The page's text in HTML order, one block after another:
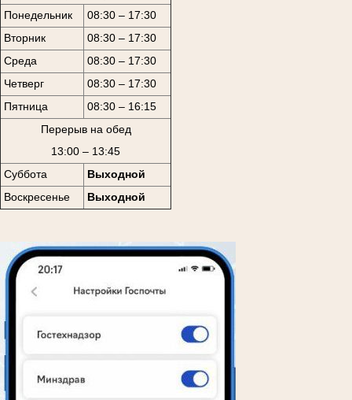
Понедельник
08:30 – 17:30
Вторник
08:30 – 17:30
Среда
08:30 – 17:30
Четверг
08:30 – 17:30
Пятница
08:30 – 16:15
Перерыв на обед
13:00 – 13:45
Суббота
Выходной
Воскресенье
Выходной